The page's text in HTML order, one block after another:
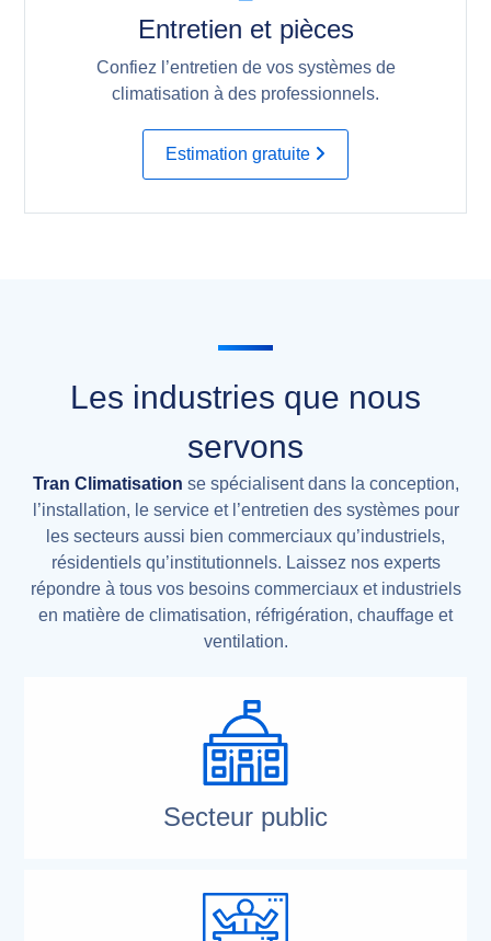
Entretien et pièces
Confiez l’entretien de vos systèmes de
climatisation à des professionnels.
Estimation gratuite
Les industries que nous
servons
Tran Climatisation se spécialisent dans la conception,
l’installation, le service et l’entretien des systèmes pour
les secteurs aussi bien commerciaux qu’industriels,
résidentiels qu’institutionnels. Laissez nos experts
répondre à tous vos besoins commerciaux et industriels
en matière de climatisation, réfrigération, chauffage et
ventilation.
Secteur public